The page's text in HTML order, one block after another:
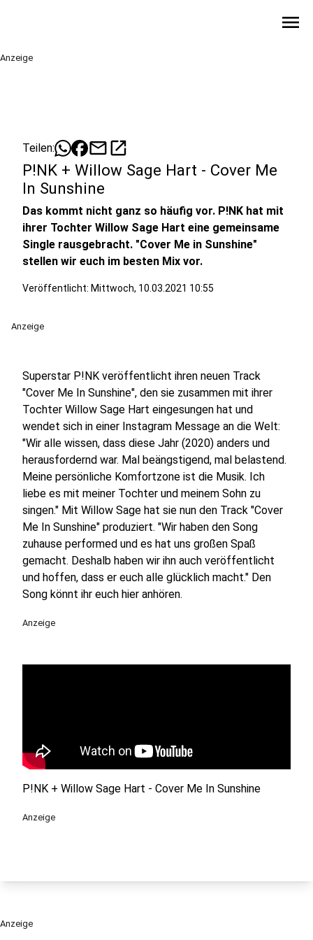
menu
Anzeige
Teilen: mailopen_in_new
P!NK + Willow Sage Hart - Cover Me
In Sunshine
Das kommt nicht ganz so häufig vor. P!NK hat mit
ihrer Tochter Willow Sage Hart eine gemeinsame
Single rausgebracht. "Cover Me in Sunshine"
stellen wir euch im besten Mix vor.
Veröffentlicht: Mittwoch, 10.03.2021 10:55
Anzeige
Superstar P!NK veröffentlicht ihren neuen Track
"Cover Me In Sunshine", den sie zusammen mit ihrer
Tochter Willow Sage Hart eingesungen hat und
wendet sich in einer Instagram Message an die Welt:
"Wir alle wissen, dass diese Jahr (2020) anders und
herausfordernd war. Mal beängstigend, mal belastend.
Meine persönliche Komfortzone ist die Musik. Ich
liebe es mit meiner Tochter und meinem Sohn zu
singen." Mit Willow Sage hat sie nun den Track "Cover
Me In Sunshine" produziert. "Wir haben den Song
zuhause performed und es hat uns großen Spaß
gemacht. Deshalb haben wir ihn auch veröffentlicht
und hoffen, dass er euch alle glücklich macht." Den
Song könnt ihr euch hier anhören.
Anzeige
P!NK + Willow Sage Hart - Cover Me In Sunshine
Anzeige
Anzeige